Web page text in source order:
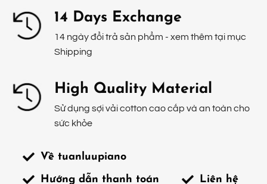
14 Days Exchange
14 ngày đổi trả sản phẩm - xem thêm tại mục
Shipping
High Quality Material
Sử dụng sợi vải cotton cao cấp và an toàn cho
sức khỏe
Về tuanluupiano
Hướng dẫn thanh toán
Liên hệ